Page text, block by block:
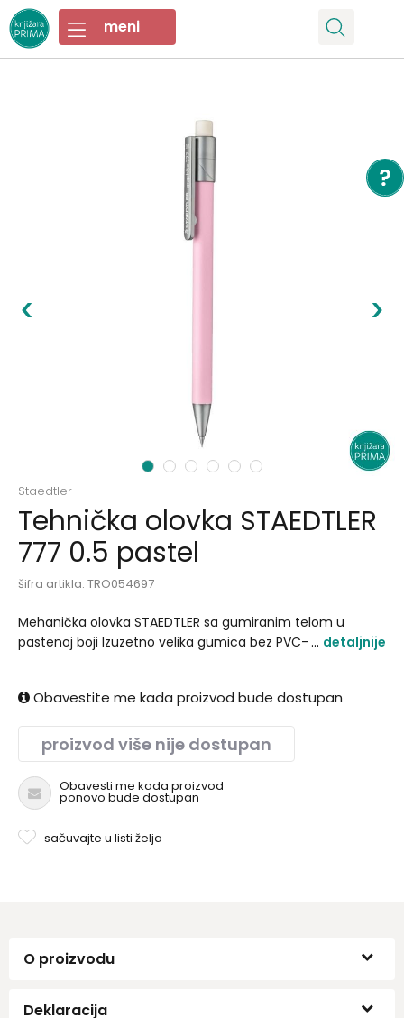
1 2 3 4 5 6
Staedtler
Tehnička olovka STAEDTLER
777 0.5 pastel
šifra artikla: TRO054697
Mehanička olovka STAEDTLER sa gumiranim telom u
pastenoj boji Izuzetno velika gumica bez PVC-a i lateksa..
detaljnije
Obavestite me kada proizvod bude dostupan
proizvod više nije dostupan
Obavesti me kada proizvod
ponovo bude dostupan
sačuvajte u listi želja
O proizvodu
Deklaracija